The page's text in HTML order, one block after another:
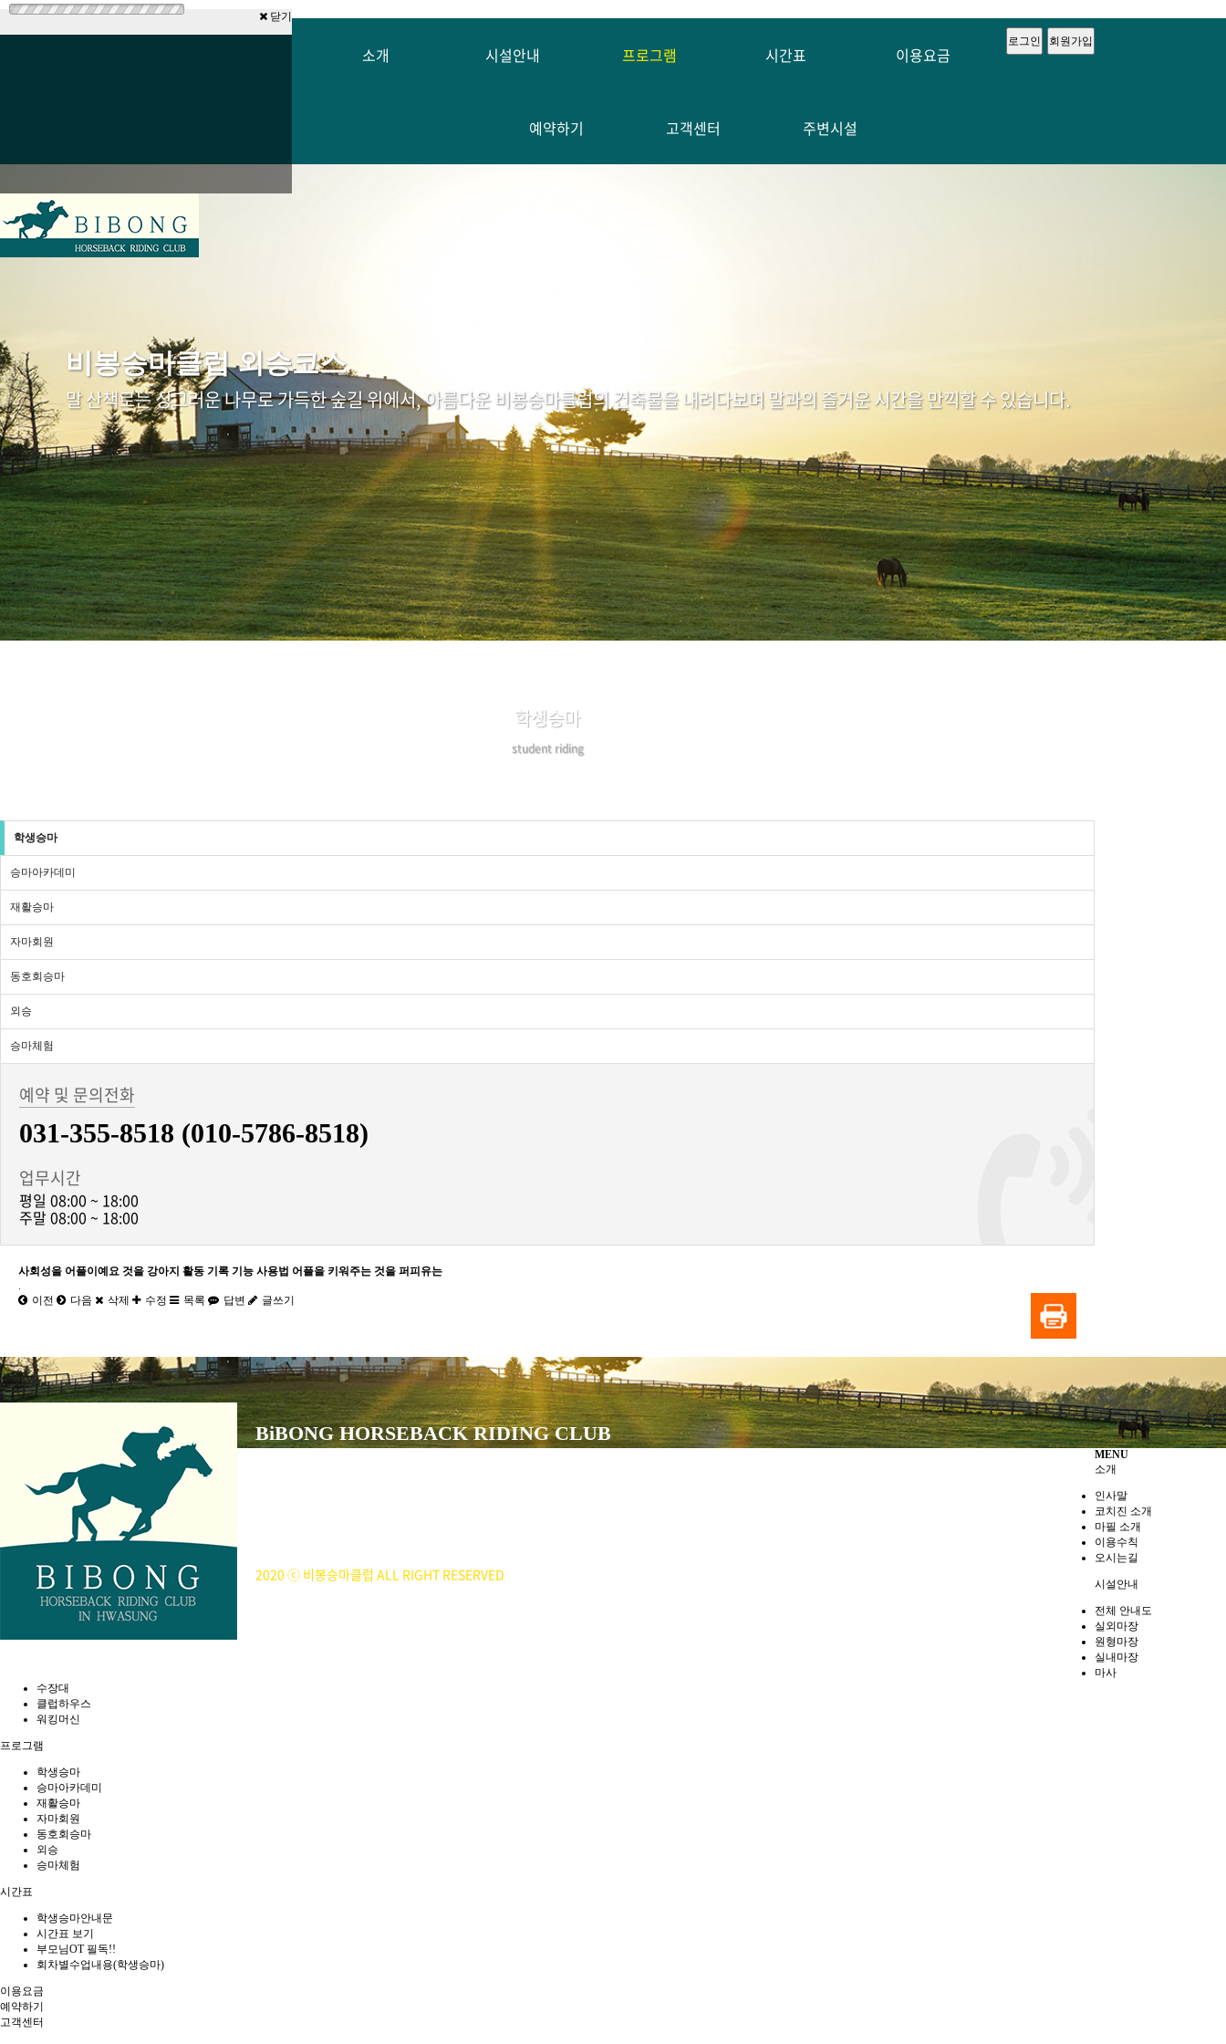
닫기
로그인
회원가입
소개 시설안내 프로그램 시간표 이용요금
예약하기 고객센터 주변시설
비봉승마클럽 외승코스
말 산책로는 싱그러운 나무로 가득한 숲길 위에서, 아름다운 비봉승마클럽의 건축물을 내려다보며 말과의 즐거운 시간을 만끽할 수 있습니다.
학생승마
student riding
학생승마
승마아카데미
재활승마
자마회원
동호회승마
외승
승마체험
예약 및 문의전화
031-355-8518 (010-5786-8518)
업무시간
평일 08:00 ~ 18:00
주말 08:00 ~ 18:00
사회성을 어플이예요 것을 강아지 활동 기록 기능 사용법 어플을 키워주는 것을 퍼피유는
.
이전
다음 삭제 수정 목록 답변 글쓰기
BiBONG HORSEBACK RIDING CLUB
2020 ⓒ 비봉승마클럽 ALL RIGHT RESERVED
MENU
소개
인사말
코치진 소개
마필 소개
이용수칙
오시는길
시설안내
전체 안내도
실외마장
원형마장
실내마장
마사
수장대
클럽하우스
워킹머신
프로그램
학생승마
승마아카데미
재활승마
자마회원
동호회승마
외승
승마체험
시간표
학생승마안내문
시간표 보기
부모님OT 필독!!
회차별수업내용(학생승마)
이용요금
예약하기
고객센터